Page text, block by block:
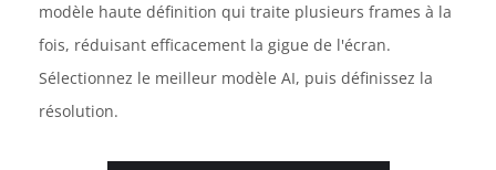
modèle haute définition qui traite plusieurs frames à la
fois, réduisant efficacement la gigue de l'écran.
Sélectionnez le meilleur modèle AI, puis définissez la
résolution.